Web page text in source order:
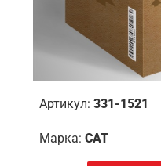
Артикул: 331-1521
Марка: CAT